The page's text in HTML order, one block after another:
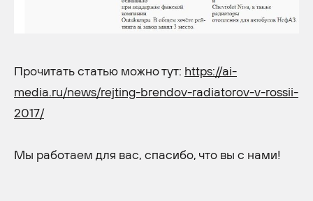
Прочитать статью можно тут: https://ai-
media.ru/news/rejting-brendov-radiatorov-v-rossii-
2017/
Мы работаем для вас, спасибо, что вы с нами!